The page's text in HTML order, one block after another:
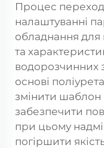
Процес
налаштуванні
обладнання для
та
водорозчинних
основі
змінити
забезпечити
при цьому
погіршити